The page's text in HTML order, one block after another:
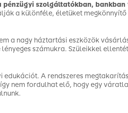
pénzügyi szolgáltatókban,
a különféle, életüket
a nagy háztartási eszközök
számukra. Szüleikkel
A rendszeres
nem fordulhat elő, hogy egy